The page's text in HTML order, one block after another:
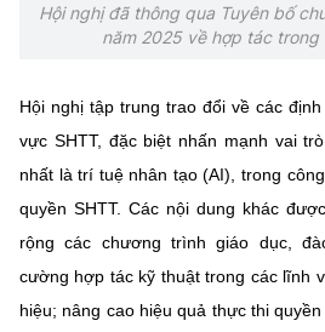
Năng lượng nguyên tử
Nhiệm vụ trọng tâm
Vietnamese
MINISTRY OF SCIENCE AND
Hội nghị đã thông qua Tuyên bố
năm 2025 về hợp tác trong
Hội nghị tập trung trao đổi về các
vực SHTT, đặc biệt nhấn mạnh vai
nhất là trí tuệ nhân tạo (AI), trong
quyền SHTT. Các nội dung khác
rộng các chương trình giáo dục,
cường hợp tác kỹ thuật trong các lĩnh
hiệu; nâng cao hiệu quả thực thi